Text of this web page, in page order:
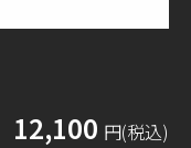
12,100 円(税込)